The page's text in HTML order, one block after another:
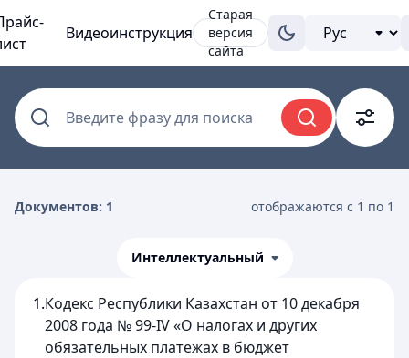
Видеоинструкция
Старая
версия
сайта
Введите фразу для поиска
Документов: 1 отображаются с 1 по 1
Интеллектуальный
1.Кодекс Республики Казахстан от 10 декабря
2008 года № 99-IV «О налогах и других
обязательных платежах в бюджет